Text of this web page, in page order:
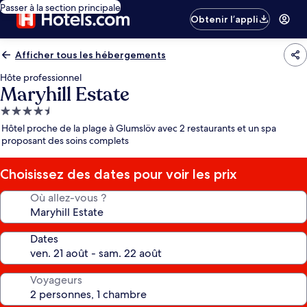
Passer à la section principale
Obtenir l’appli
Afficher tous les hébergements
Hôte professionnel
Maryhill Estate
Hébergement
4.5 étoiles
Hôtel proche de la plage à Glumslöv avec 2 restaurants et un spa
proposant des soins complets
Choisissez des dates pour voir les prix
Où allez-vous ?
Dates
Voyageurs